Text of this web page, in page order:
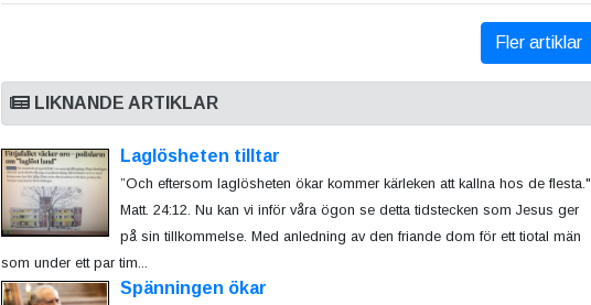
Fler artiklar
LIKNANDE ARTIKLAR
Laglösheten tilltar
”Och eftersom laglösheten ökar kommer kärleken att kallna hos de flesta."
Matt. 24:12. Nu kan vi inför våra ögon se detta tidstecken som Jesus ger
på sin tillkommelse. Med anledning av den friande dom för ett tiotal män
som under ett par tim...
Spänningen ökar